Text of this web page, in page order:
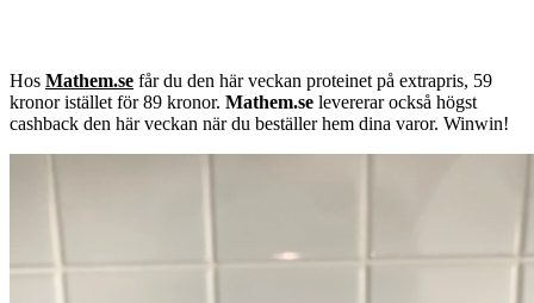
Hos Mathem.se får du den här veckan proteinet på extrapris, 59
kronor istället för 89 kronor. Mathem.se levererar också högst
cashback den här veckan när du beställer hem dina varor. Winwin!